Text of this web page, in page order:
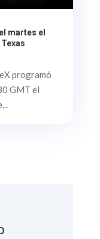
martes el
programó
GMT el